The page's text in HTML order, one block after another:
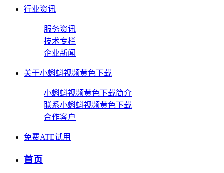
行业资讯
服务资讯
技术专栏
企业新闻
关于小蝌蚪视频黄色下载
小蝌蚪视频黄色下载简介
联系小蝌蚪视频黄色下载
合作客户
免费ATE试用
首页